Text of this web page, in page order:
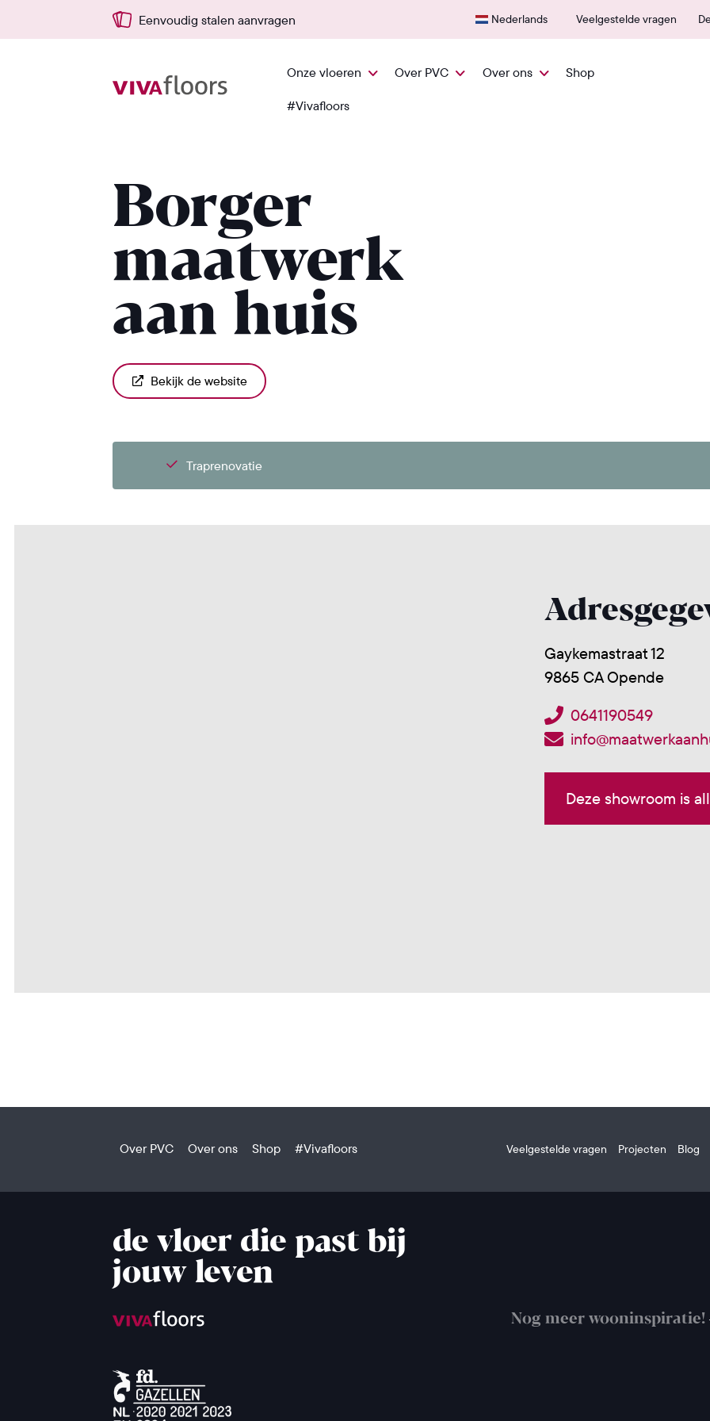
Eenvoudig stalen aanvragen Snel vanuit NL geleverd
Nederlands Veelgestelde vragen
Onze vloeren Over PVC Over ons Shop
#Vivafloors
Borger
maatwerk
aan huis
Bekijk de website
Traprenovatie
Gaykemastraat 12
9865 CA Opende
0641190549
Deze showroom is
Over PVC Over ons Shop #Vivafloors Veelgestelde vragen Projecten Blog
de vloer die past bij
jouw leven
Nog meer wooninspiratie!